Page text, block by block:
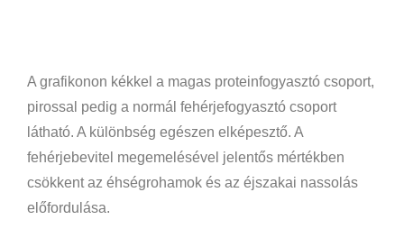
A grafikonon kékkel a magas proteinfogyasztó csoport,
pirossal pedig a normál fehérjefogyasztó csoport
látható. A különbség egészen elképesztő. A
fehérjebevitel megemelésével jelentős mértékben
csökkent az éhségrohamok és az éjszakai nassolás
előfordulása.